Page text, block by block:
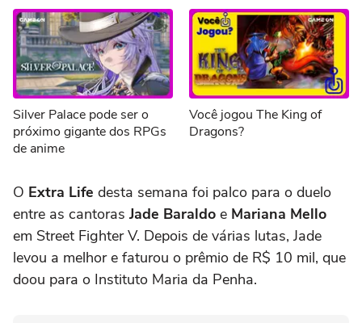
Silver Palace pode ser o
próximo gigante dos RPGs
de anime
Você jogou The King of
Dragons?
O Extra Life desta semana foi palco para o duelo
entre as cantoras Jade Baraldo e Mariana Mello
em Street Fighter V. Depois de várias lutas, Jade
levou a melhor e faturou o prêmio de R$ 10 mil, que
doou para o Instituto Maria da Penha.